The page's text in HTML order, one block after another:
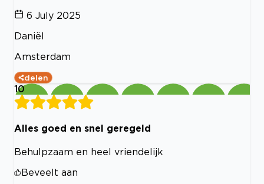
6 July 2025
Daniël
Amsterdam
delen
10
Alles goed en snel geregeld
Behulpzaam en heel vriendelijk
Beveelt aan